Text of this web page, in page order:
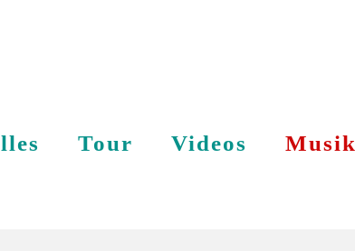
Tour Videos Musik